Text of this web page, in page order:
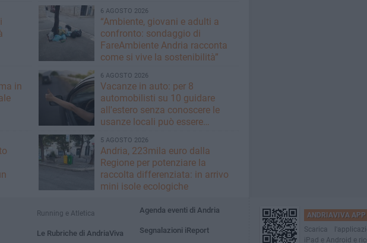
6 AGOSTO 2026
“Ambiente, giovani e adulti a
confronto: sondaggio di
FareAmbiente Andria racconta
come si vive la sostenibilità”
in
6 AGOSTO 2026
Vacanze in auto: per 8
automobilisti su 10 guidare
all'estero senza conoscere le
usanze locali può essere
5 AGOSTO 2026
Andria, 223mila euro dalla
Regione per potenziare la
raccolta differenziata: in arrivo
mini isole ecologiche
Running e Atletica
Le Rubriche di AndriaViva
Agenda eventi di Andria
Segnalazioni iReport
ANDRIAVIVA APP
Scarica
iPad e Android e